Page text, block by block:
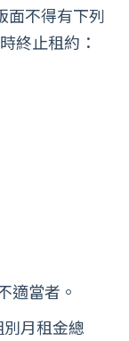
面不得有下列
終止租約：
適當者。
月租金總